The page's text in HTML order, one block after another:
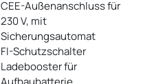
CEE-Außenanschluss für
230 V, mit
Sicherungsautomat
FI-Schutzschalter
Ladebooster für